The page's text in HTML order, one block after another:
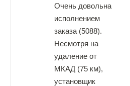
Очень довольна
исполнением
заказа (5088).
Несмотря на
удаление от
МКАД (75 км),
установщик